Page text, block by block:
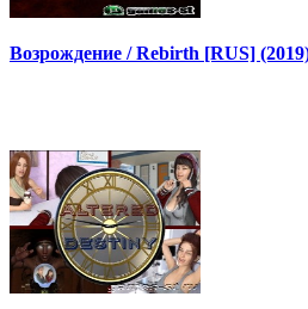
Возрождение / Rebirth [RUS]